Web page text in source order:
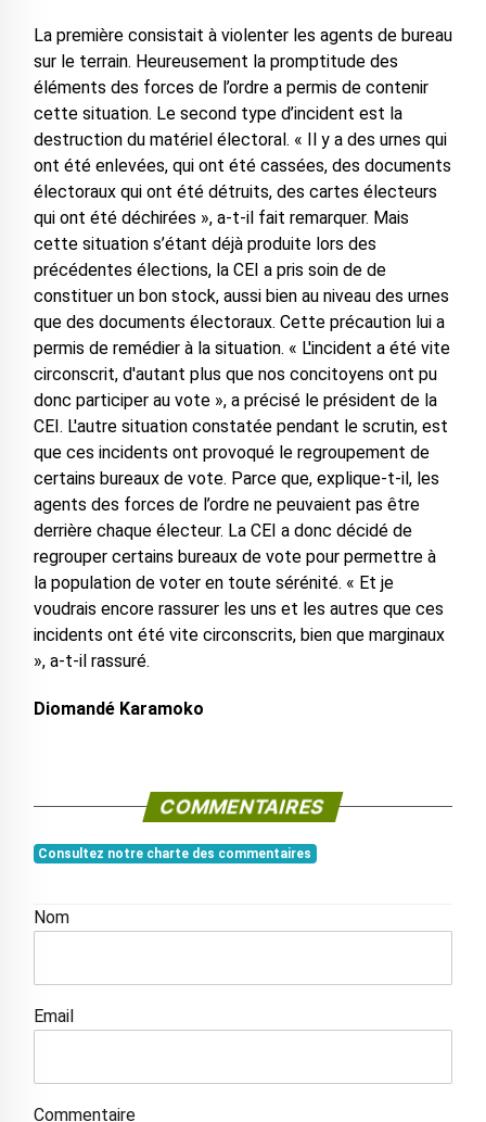
La première consistait à violenter les agents de bureau
sur le terrain. Heureusement la promptitude des
éléments des forces de l’ordre a permis de contenir
cette situation. Le second type d’incident est la
destruction du matériel électoral. « Il y a des urnes qui
ont été enlevées, qui ont été cassées, des documents
électoraux qui ont été détruits, des cartes électeurs
qui ont été déchirées », a-t-il fait remarquer. Mais
cette situation s’étant déjà produite lors des
précédentes élections, la CEI a pris soin de de
constituer un bon stock, aussi bien au niveau des urnes
que des documents électoraux. Cette précaution lui a
permis de remédier à la situation. « L'incident a été vite
circonscrit, d'autant plus que nos concitoyens ont pu
donc participer au vote », a précisé le président de la
CEI. L'autre situation constatée pendant le scrutin, est
que ces incidents ont provoqué le regroupement de
certains bureaux de vote. Parce que, explique-t-il, les
agents des forces de l’ordre ne peuvaient pas être
derrière chaque électeur. La CEI a donc décidé de
regrouper certains bureaux de vote pour permettre à
la population de voter en toute sérénité. « Et je
voudrais encore rassurer les uns et les autres que ces
incidents ont été vite circonscrits, bien que marginaux
», a-t-il rassuré.
Diomandé Karamoko
COMMENTAIRES
Consultez notre charte des commentaires
Nom
Email
Commentaire